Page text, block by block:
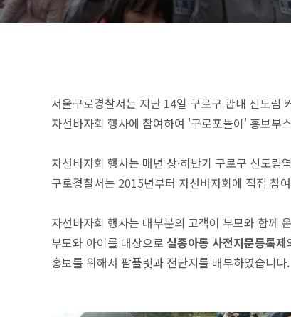
서울구로경찰서는 지난 14일 구로구 관내 신도림
자선바자회 행사에 참여하여 '구로포돌이' 홍보부
자선바자회 행사는 매년 상·하반기 구로구 신도림
구로경찰서는 2015년부터 자선바자회에 직접 참
자선바자회 행사는 대부분의 고객이 부모와 함께
부모와 아이를 대상으로 실종아동 사전지문등록제
홍보를 위해서 팜플릿과 전단지를 배부하였습니다.